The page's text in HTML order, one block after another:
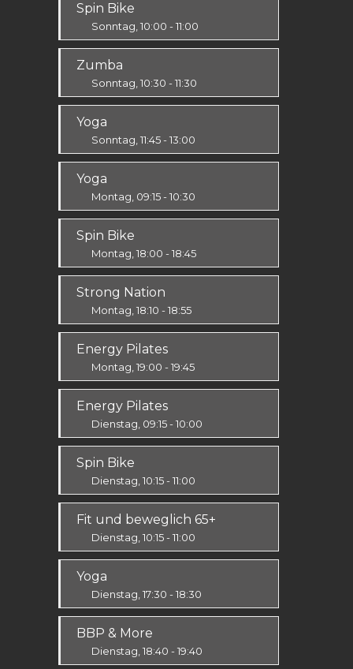
Spin Bike
Sonntag, 10:00 - 11:00
Alle
Zumba
Sonntag, 10:30 - 11:30
Ausdauer & Kraft
Alle
Yoga
Sonntag, 11:45 - 13:00
Körper & Geist
Alle
Yoga
Montag, 09:15 - 10:30
Körper & Geist
Alle
Spin Bike
Montag, 18:00 - 18:45
Alle
Strong Nation
Montag, 18:10 - 18:55
Ausdauer & Kraft
Mittel / Fortgeschritten
Energy Pilates
Montag, 19:00 - 19:45
Körper & Geist
Alle
Energy Pilates
Dienstag, 09:15 - 10:00
Körper & Geist
Alle
Spin Bike
Dienstag, 10:15 - 11:00
Alle
Fit und beweglich 65+
Dienstag, 10:15 - 11:00
Fit & Vital
Alle
Yoga
Dienstag, 17:30 - 18:30
Körper & Geist
Alle
BBP & More
Dienstag, 18:40 - 19:40